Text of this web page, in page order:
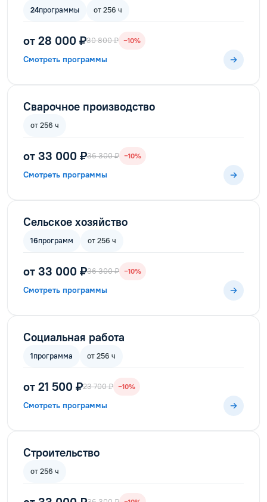
24программы от 256 ч
от 28 000 ₽30 800 ₽ −10%
Смотреть программы
Сварочное производство
от 256 ч
от 33 000 ₽36 300 ₽ −10%
Смотреть программы
Сельское хозяйство
16программ от 256 ч
от 33 000 ₽36 300 ₽ −10%
Смотреть программы
Социальная работа
1программа от 256 ч
от 21 500 ₽23 700 ₽ −10%
Смотреть программы
Строительство
от 256 ч